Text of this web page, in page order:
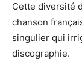
Cette diversité
chanson
singulier qui
discographie.